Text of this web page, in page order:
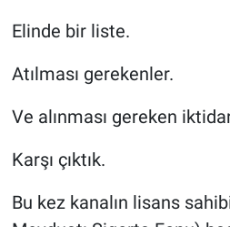
Elinde bir liste.
Atılması gerekenler.
Ve alınması gereken
Karşı çıktık.
Bu kez kanalın lisans